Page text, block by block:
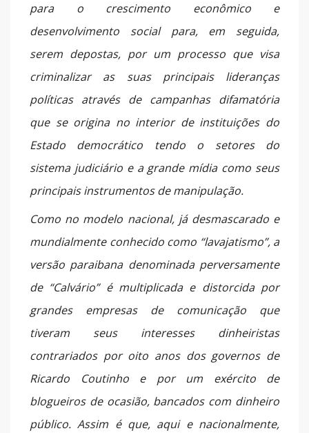
para o crescimento econômico e
desenvolvimento social para, em seguida,
serem depostas, por um processo que visa
criminalizar as suas principais lideranças
políticas através de campanhas difamatória
que se origina no interior de instituições do
Estado democrático tendo o setores do
sistema judiciário e a grande mídia como seus
principais instrumentos de manipulação.
Como no modelo nacional, já desmascarado e
mundialmente conhecido como “lavajatismo”, a
versão paraibana denominada perversamente
de “Calvário” é multiplicada e distorcida por
grandes empresas de comunicação que
tiveram seus interesses dinheiristas
contrariados por oito anos dos governos de
Ricardo Coutinho e por um exército de
blogueiros de ocasião, bancados com dinheiro
público. Assim é que, aqui e nacionalmente,